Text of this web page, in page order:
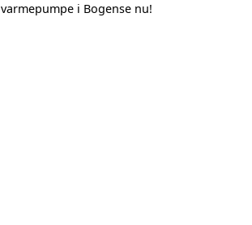
varmepumpe i Bogense nu!